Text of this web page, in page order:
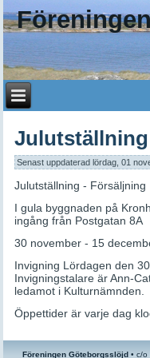
Senast uppdaterad lördag, 01
Julutställning - Försäljning
I gula byggnaden på
ingång från Postgatan 8A
30 november - 15
Invigning Lördagen den
Invigningstalare är Ann-
ledamot i Kulturnämnden.
Öppettider är varje dag
Föreningen Göteborgsslöjd • c/o